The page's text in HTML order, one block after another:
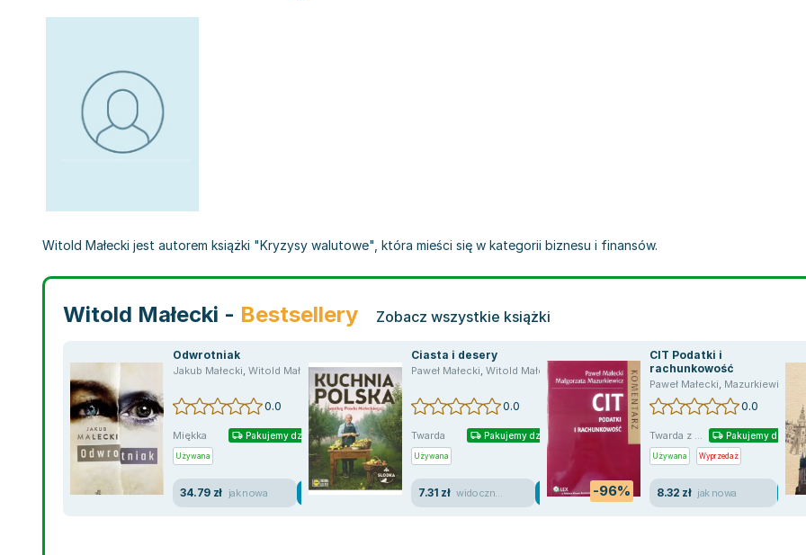
Witold Małecki jest autorem książki "Kryzysy walutowe", która mieści się w kategorii biznesu i finansów.
Witold Małecki - Bestsellery Zobacz wszystkie książki
Odwrotniak
Jakub Małecki, Witold Małecki
0.0
Miękka Pakujemy dzisiaj
Używana
34.79 zł jak nowa
Ciasta i desery
Paweł Małecki, Witold Małecki
0.0
Twarda Pakujemy dzisiaj
Używana
7.31 zł -96%
CIT Podatki i
rachunkowość
Paweł Małecki, Mazurkiewicz Magorzata
0.0
Pakujemy dzisiaj
Używana Wyprzedaż
8.32 zł jak nowa